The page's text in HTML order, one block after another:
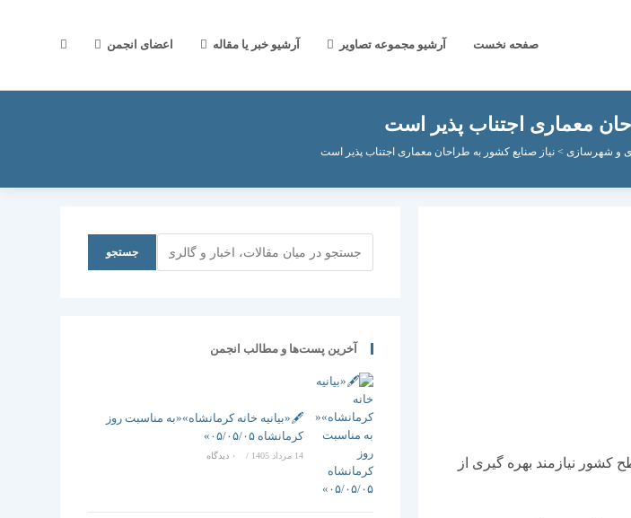
صفحه نخست آرشیو مجموعه تصاویر آرشیو خبر یا مقاله اعضای انجمن جستجوی
معماری اجتناب پذیر است
و شهرسازی >نیاز صنایع کشور به طراحان معماری اجتناب پذیر است
نیازمند بهره گیری از
جستجو
آخرین پست‌ها و مطالب انجمن
🖋️«بیانیه خانه کرمانشاه»«به مناسبت روز
کرمانشاه ۰۵/۰۵/۰۵»
14 مرداد 1405 / ۰ دیدگاه